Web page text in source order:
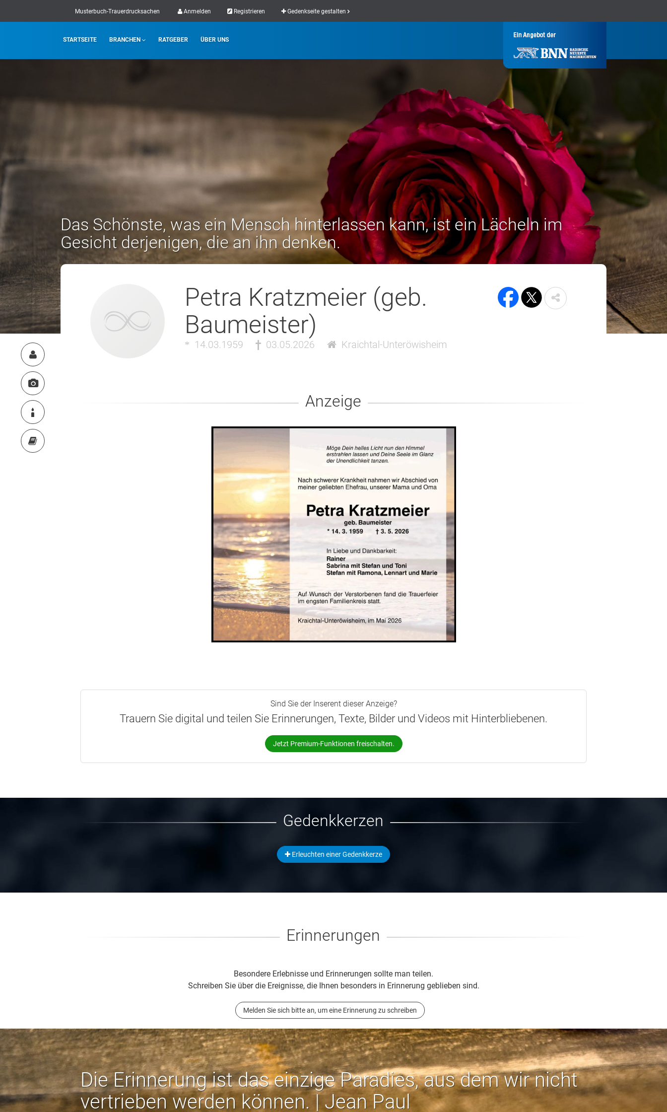
Musterbuch-Trauerdrucksachen Anmelden Registrieren Gedenkseite gestalten
STARTSEITE BRANCHEN RATGEBER ÜBER UNS
Das Schönste, was ein Mensch hinterlassen kann, ist ein Lächeln im
Gesicht derjenigen, die an ihn denken.
Petra Kratzmeier (geb.
Baumeister)
14.03.1959 03.05.2026 Kraichtal-Unteröwisheim
Anzeige
Sind Sie der Inserent dieser Anzeige?
Trauern Sie digital und teilen Sie Erinnerungen, Texte, Bilder und Videos mit Hinterbliebenen.
Jetzt Premium-Funktionen freischalten.
Gedenkkerzen
Erleuchten einer Gedenkkerze
Erinnerungen
Besondere Erlebnisse und Erinnerungen sollte man teilen.
Schreiben Sie über die Ereignisse, die Ihnen besonders in Erinnerung geblieben sind.
Melden Sie sich bitte an, um eine Erinnerung zu schreiben
Die Erinnerung ist das einzige Paradies, aus dem wir nicht
vertrieben werden können. | Jean Paul